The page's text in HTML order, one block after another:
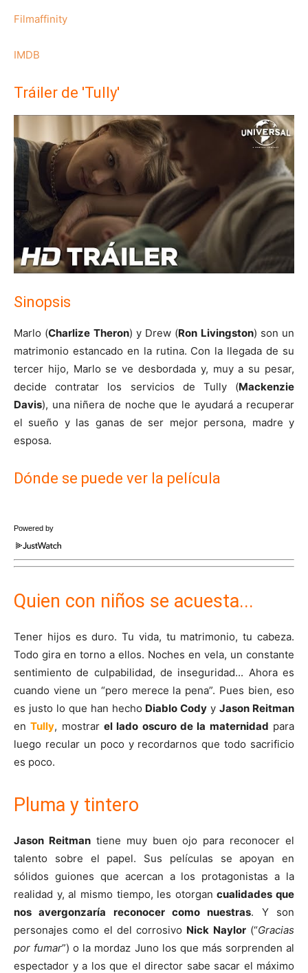
Filmaffinity
IMDB
Tráiler de 'Tully'
Sinopsis
Marlo (Charlize Theron) y Drew (Ron Livingston) son un
matrimonio estancado en la rutina. Con la llegada de su
tercer hijo, Marlo se ve desbordada y, muy a su pesar,
decide contratar los servicios de Tully (Mackenzie
Davis), una niñera de noche que le ayudará a recuperar
el sueño y las ganas de ser mejor persona, madre y
esposa.
Dónde se puede ver la película
Powered by
Quien con niños se acuesta...
Tener hijos es duro. Tu vida, tu matrimonio, tu cabeza.
Todo gira en torno a ellos. Noches en vela, un constante
sentimiento de culpabilidad, de inseguridad... Ahora es
cuando viene un “pero merece la pena”. Pues bien, eso
es justo lo que han hecho Diablo Cody yJason Reitman
enTully, mostrarel lado oscuro de la maternidad para
luego recular un poco y recordarnos que todo sacrificio
es poco.
Pluma y tintero
Jason Reitmantiene muy buen ojo para reconocer el
talento sobre el papel. Sus películas se apoyan en
sólidos guiones que acercan a los protagonistas a la
realidad y, al mismo tiempo, les otorgancualidades que
nos avergonzaría reconocer como nuestras. Y son
personajes como el del corrosivo Nick Naylor(“Gracias
por fumar”) o la mordaz Juno los que más sorprenden al
espectador y a los que el director sabe sacar el máximo